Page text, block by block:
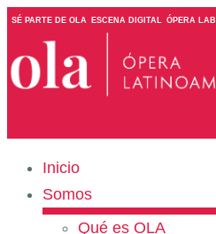
SÉ PARTE DE OLA ESCENA DIGITAL ÓPERA LAB
Inicio
Somos
Qué es OLA